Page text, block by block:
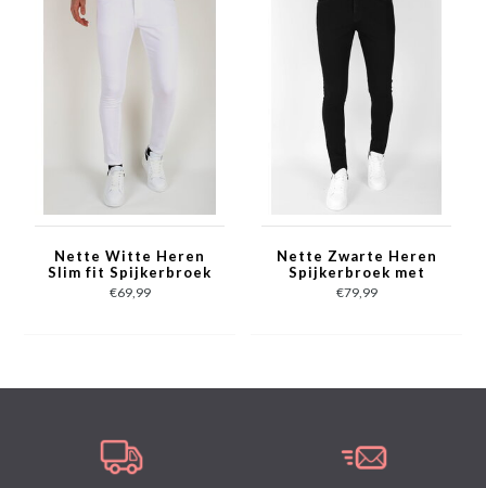
- Lengte: Standaard 34
- Pasvorm: Slim Fit / Stretch
- Sluiting: Knopen
- Kledingproductie: Turkije
- Materiaal: 98% Coton, 2% Spandex
- Weefsel: Denimweefsel
- Zakken: 2 Voorzakken, 2 Achterzakken
- Beschikbare maten: 29 - 30 - 31 - 32 - 33 - 34 - 36 - 38
Nette Witte Heren
Slim fit Spijkerbroek
met Stretch -DP105
€69,99
Nette Zwarte Heren
Spijkerbroek met
Stretch- Slim Fit -
DP104
€79,99